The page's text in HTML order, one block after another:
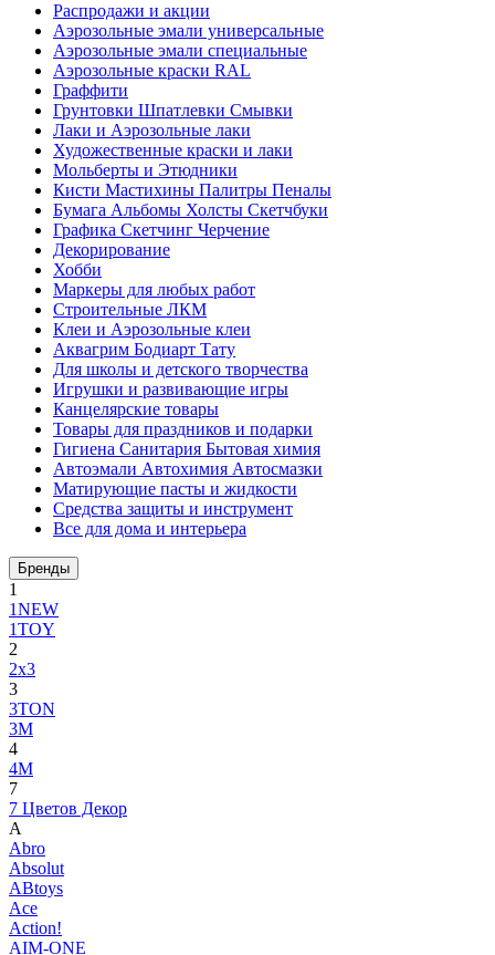
Распродажи и акции
Аэрозольные эмали универсальные
Аэрозольные эмали специальные
Аэрозольные краски RAL
Граффити
Грунтовки Шпатлевки Смывки
Лаки и Аэрозольные лаки
Художественные краски и лаки
Мольберты и Этюдники
Кисти Мастихины Палитры Пеналы
Бумага Альбомы Холсты Скетчбуки
Графика Скетчинг Черчение
Декорирование
Хобби
Маркеры для любых работ
Строительные ЛКМ
Клеи и Аэрозольные клеи
Аквагрим Бодиарт Тату
Для школы и детского творчества
Игрушки и развивающие игры
Канцелярские товары
Товары для праздников и подарки
Гигиена Санитария Бытовая химия
Автоэмали Автохимия Автосмазки
Матирующие пасты и жидкости
Средства защиты и инструмент
Все для дома и интерьера
Бренды
1
1NEW
1TOY
2
2x3
3
3TON
3М
4
4M
7
7 Цветов Декор
A
Abro
Absolut
ABtoys
Ace
Action!
AIM-ONE